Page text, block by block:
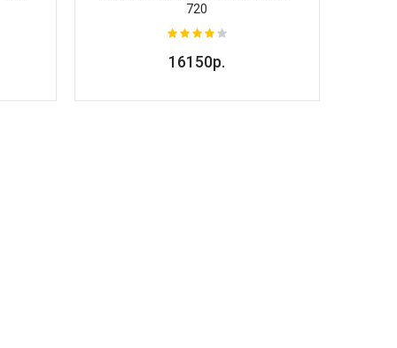
720
16150р.